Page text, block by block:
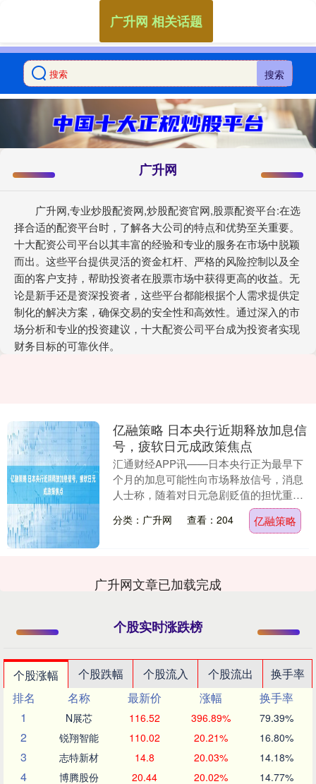
搜索
广升网
广升网,专业炒股配资网,炒股配资官网,股票配资平台:在选
择合适的配资平台时，了解各大公司的特点和优势至关重要。
十大配资公司平台以其丰富的经验和专业的服务在市场中脱颖
而出。这些平台提供灵活的资金杠杆、严格的风险控制以及全
面的客户支持，帮助投资者在股票市场中获得更高的收益。无
论是新手还是资深投资者，这些平台都能根据个人需求提供定
制化的解决方案，确保交易的安全性和高效性。通过深入的市
场分析和专业的投资建议，十大配资公司平台成为投资者实现
财务目标的可靠伙伴。
广升网 相关话题
亿融策略 日本央行近期释放加息信
号，疲软日元成政策焦点
汇通财经APP讯——日本央行正为最早下
个月的加息可能性向市场释放信号，消息
人士称，随着对日元急剧贬值的担忧重燃
以及要求维持低利率的政治压力消退，央
行已重新采用先....
分类：广升网 查看：204 亿融策略
广升网文章已加载完成
个股实时涨跌榜
个股涨幅 个股跌幅 个股流入 个股流出
换手率
排名
名称 最新价 涨幅
换手率
1
N展芯 116.52 396.89% 79.39%
2 锐翔智能 110.02 20.21% 16.80%
3 志特新材 14.8 20.03% 14.18%
4 博腾股份 20.44 20.02% 14.77%